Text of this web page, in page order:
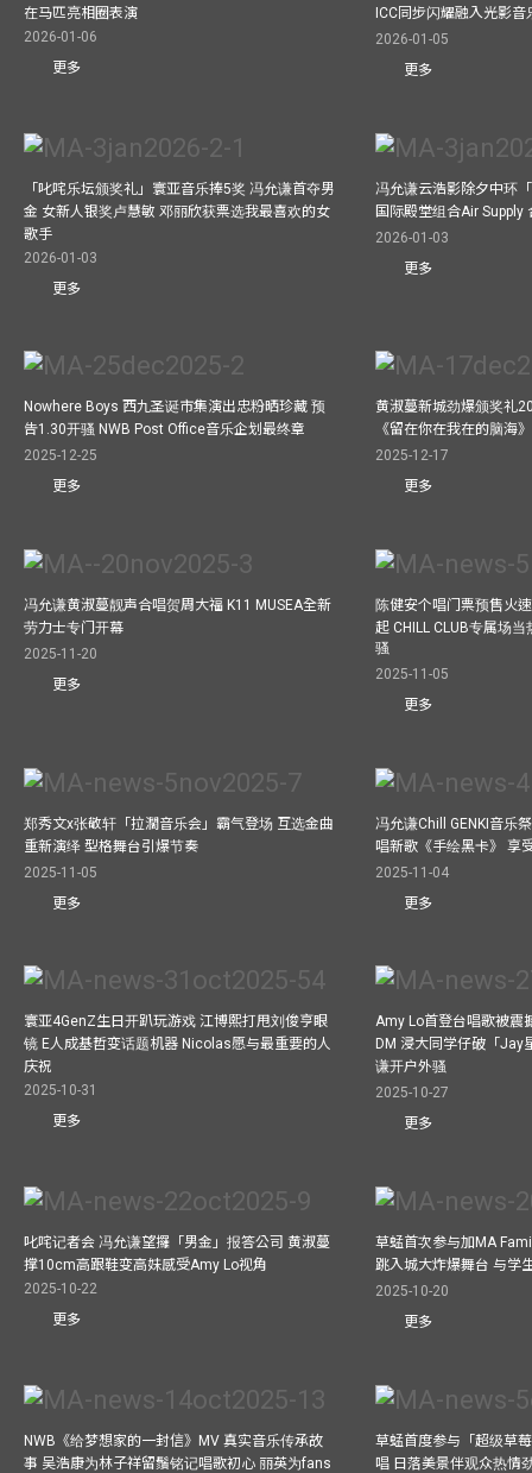
在马匹亮相圈表演
2026-01-06
更多
ICC同步闪耀融入光影音
2026-01-05
更多
「叱咤乐坛颁奖礼」寰亚音乐捧5奖 冯允谦首夺男
金 女新人银奖卢慧敏 邓丽欣获票选我最喜欢的女
歌手
2026-01-03
更多
冯允谦云浩影除夕中环
国际殿堂组合Air Supply
2026-01-03
更多
Nowhere Boys 西九圣诞市集演出忠粉晒珍藏 预
告1.30开骚 NWB Post Office音乐企划最终章
2025-12-25
更多
黄淑蔓新城劲爆颁奖礼
《留在你在我在的脑海
2025-12-17
更多
冯允谦黄淑蔓靓声合唱贺周大福 K11 MUSEA全新
劳力士专门开幕
2025-11-20
更多
陈健安个唱门票预售火
起 CHILL CLUB专属场
骚
2025-11-05
更多
郑秀文x张敬轩「拉濶音乐会」霸气登场 互选金曲
重新演绎 型格舞台引爆节奏
2025-11-05
更多
冯允谦Chill GENKI音乐
唱新歌《手绘黑卡》 享
2025-11-04
更多
寰亚4GenZ生日开趴玩游戏 江博熙打甩刘俊亨眼
镜 E人成基哲变话题机器 Nicolas愿与最重要的人
庆祝
2025-10-31
更多
Amy Lo首登台唱歌被震
DM 浸大同学仔破「Jay
谦开户外骚
2025-10-27
更多
叱咤记者会 冯允谦望攞「男金」报答公司 黄淑蔓
撑10cm高跟鞋变高妹感受Amy Lo视角
2025-10-22
更多
草蜢首次参与加MA
跳入城大炸爆舞台 与学
2025-10-20
更多
NWB《给梦想家的一封信》MV 真实音乐传承故
事 吴浩康为林子祥留鬚铭记唱歌初心 丽英为fans
草蜢首度参与「超级草
唱 日落美景伴观众热情